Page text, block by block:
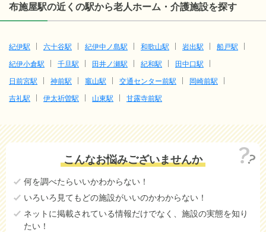
布施屋駅の近くの駅から老人ホーム・介護施設を探す
紀伊駅 六十谷駅 紀伊中ノ島駅 和歌山駅 岩出駅
船戸駅
紀伊小倉駅
千旦駅 田井ノ瀬駅 紀和駅
田中口駅
日前宮駅
神前駅 竈山駅 交通センター前駅
岡崎前駅
吉礼駅
伊太祈曽駅 山東駅 甘露寺前駅
こんなお悩みございませんか
何を調べたらいいかわからない！
いろいろ見てもどの施設がいいのかわからない！
ネットに掲載されている情報だけでなく、施設の実態を知り
たい！